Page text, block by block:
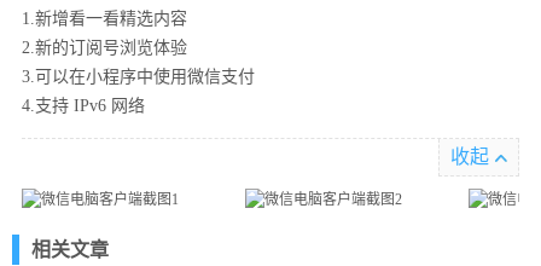
1.新增看一看精选内容
2.新的订阅号浏览体验
3.可以在小程序中使用微信支付
4.支持 IPv6 网络
收起
相关文章